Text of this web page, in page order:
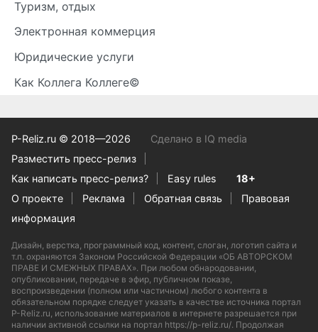
Туризм, отдых
Электронная коммерция
Юридические услуги
Как Коллега Коллеге©
P-Reliz.ru © 2018—2026
Сделано в IQ media
Разместить пресс-релиз
Как написать пресс-релиз?
Easy rules
18+
О проекте
Реклама Обратная связь
Правовая
информация
Дизайн, верстка, программный код, контент, слоган, логотип сайта и
т.п. охраняются Законом Российской Федерации «ОБ АВТОРСКОМ
ПРАВЕ И СМЕЖНЫХ ПРАВАХ». При любом обнародовании,
опубликовании, передаче в эфир, публичном показе,
воспроизведении (полном или частичном) любого контента в
обязательном порядке следует указать в качестве источника портал
P-Reliz.ru, использование материалов в интернете разрешается при
наличии активной ссылки на портал https://p-reliz.ru/. Продолжая